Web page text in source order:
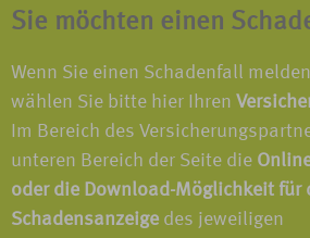
Sie möchten einen
Wenn Sie einen Schadenfall
wählen Sie bitte hier Ihren
Im Bereich des
unteren Bereich der Seite die
oder die Download-Möglichkeit für
Schadensanzeige des jeweiligen